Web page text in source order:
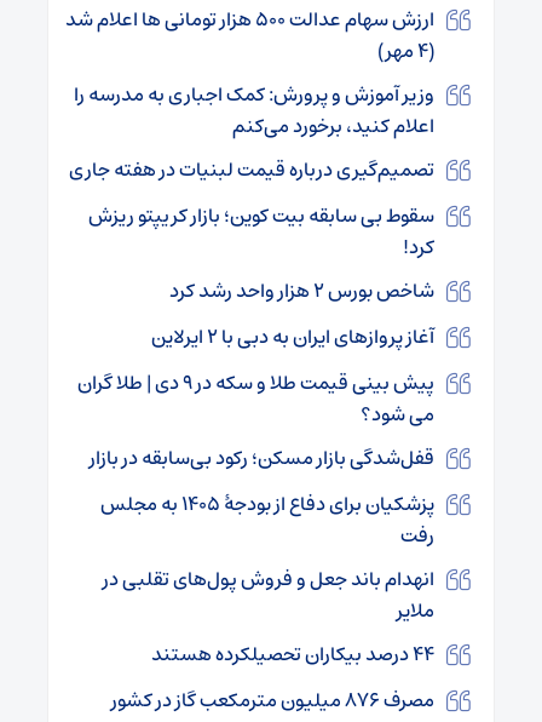
ارزش سهام عدالت ۵۰۰ هزار تومانی ها اعلام شد
(۴ مهر)
وزیر آموزش و پرورش: کمک اجباری به مدرسه را
اعلام کنید، برخورد می‌کنم
تصمیم‌گیری درباره قیمت لبنیات در هفته جاری
سقوط بی سابقه بیت کوین؛ بازار کریپتو ریزش
کرد!
شاخص بورس ۲ هزار واحد رشد کرد
آغاز پروازهای ایران به دبی با ۲ ایرلاین
پیش بینی قیمت طلا و سکه در ۹ دی | طلا گران
می شود؟
قفل‌شدگی بازار مسکن؛ رکود بی‌سابقه در بازار
پزشکیان برای دفاع از بودجۀ ۱۴۰۵ به مجلس
رفت
انهدام باند جعل و فروش پول‌های تقلبی در
ملایر
۴۴ درصد بیکاران تحصیلکرده هستند
مصرف ۸۷۶ میلیون مترمکعب گاز در کشور